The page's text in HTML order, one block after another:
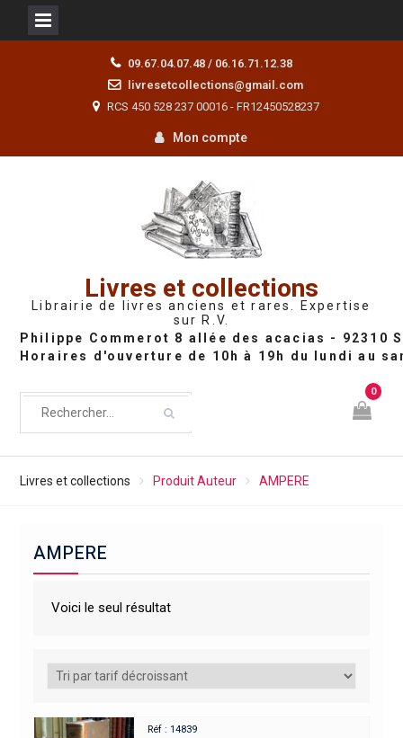
09.67.04.07.48 / 06.16.71.12.38
livresetcollections@gmail.com
RCS 450 528 237 00016 - FR12450528237
Mon compte
Livres et collections
Librairie de livres anciens et rares. Expertise
sur R.V.
0
Livres et collections Produit Auteur AMPERE
AMPERE
Voici le seul résultat
Réf : 14839